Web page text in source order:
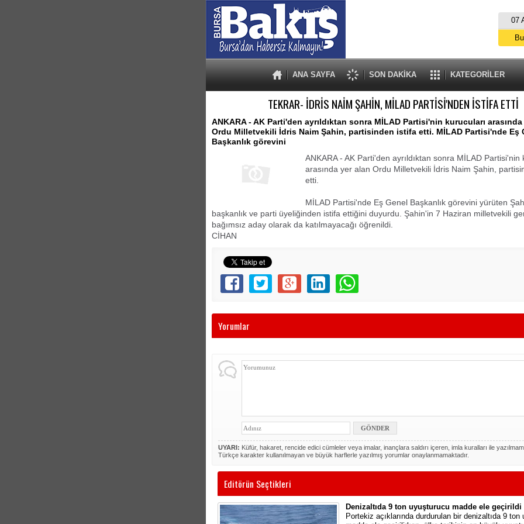
07
ANA SAYFA SON DAKİKA KATEGORİLER
TEKRAR- İDRİS NAİM ŞAHİN, MİLAD PARTİSİ'NDEN İSTİFA ETTİ
ANKARA - AK Parti'den ayrıldıktan sonra MİLAD Partisi'nin kurucuları
Ordu Milletvekili İdris Naim Şahin, partisinden istifa etti. MİLAD Partisi'nde Eş
Başkanlık görevini
ANKARA - AK Parti'den ayrıldıktan sonra MİLAD Partisi'nin
arasında yer alan Ordu Milletvekili İdris Naim Şahin,
etti.
MİLAD Partisi'nde Eş Genel Başkanlık görevini yürüten
başkanlık ve parti üyeliğinden istifa ettiğini duyurdu. Şahin'in 7 Haziran milletvekili
bağımsız aday olarak da katılmayacağı öğrenildi.
CİHAN
Yorumlar
UYARI: Küfür, hakaret, rencide edici cümleler veya imalar, inançlara saldırı içeren, imla kuralları ile
Türkçe karakter kullanılmayan ve büyük harflerle yazılmış yorumlar onaylanmamaktadır.
Editörün Seçtikleri
Denizaltıda 9 ton uyuşturucu madde ele geçirildi
Portekiz açıklarında durdurulan bir denizaltıda 9 ton